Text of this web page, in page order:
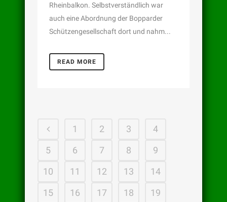
Rheinbalkon. Selbstverständlich war
auch eine Abordnung der Bopparder
Schützengesellschaft dort und nahm...
READ MORE
1 2 3
4
5
6 7 8
9
10
11 12 13
14
15
16 17 18
19